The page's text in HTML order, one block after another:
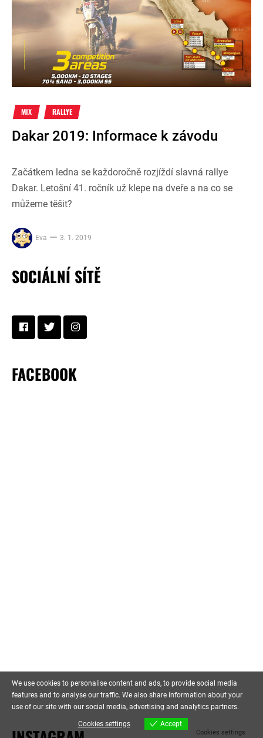
MIX RALLYE
Dakar 2019: Informace k závodu
Začátkem ledna se každoročně rozjíždí slavná rallye
Dakar. Letošní 41. ročník už klepe na dveře a na co se
můžeme těšit?
Eva 3. 1. 2019
SOCIÁLNÍ SÍTĚ
FACEBOOK
We use cookies to personalise content and ads, to provide social media
features and to analyse our traffic. We also share information about your
use of our site with our social media, advertising and analytics partners.
Cookies settings Accept
Cookies settings